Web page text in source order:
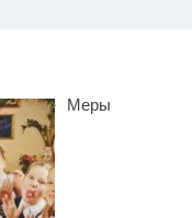
Меры